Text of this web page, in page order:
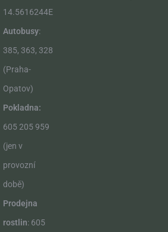
14.5616244E
Autobusy:
385, 363, 328
(Praha-
Opatov)
Pokladna:
605 205 959
(jen v
provozní
době)
Prodejna
rostlin: 605